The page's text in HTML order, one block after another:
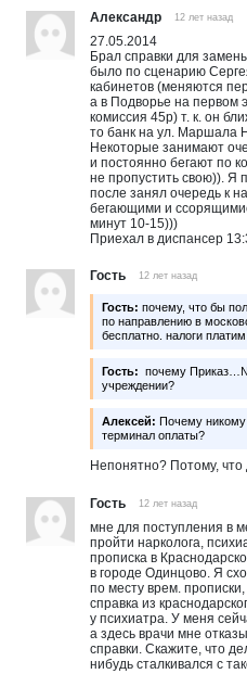
Александр 12 лет назад
27.05.2014
Брал справки для
было по сценарию
кабинетов (меняются
а в Подворье на первом
комиссия 45р) т. к. он
то банк на ул. Маршала
Некоторые занимают
и постоянно бегают по
не пропустить свою)). Я
после занял очередь к
бегающими и
минут 10-15)))
Приехал в диспансер
Гость 12 лет назад
Гость: почему, что бы
по направлению в
бесплатно. налоги
Гость: почему
учреждении?
Алексей: Почему никому
терминал оплаты?
Непонятно? Потому,
Гость 12 лет назад
мне для поступления в
пройти нарколога,
прописка в
в городе Одинцово. Я
по месту врем.
справка из
у психиатра. У меня
а здесь врачи мне
справки. Скажите, что
нибудь сталкивался с